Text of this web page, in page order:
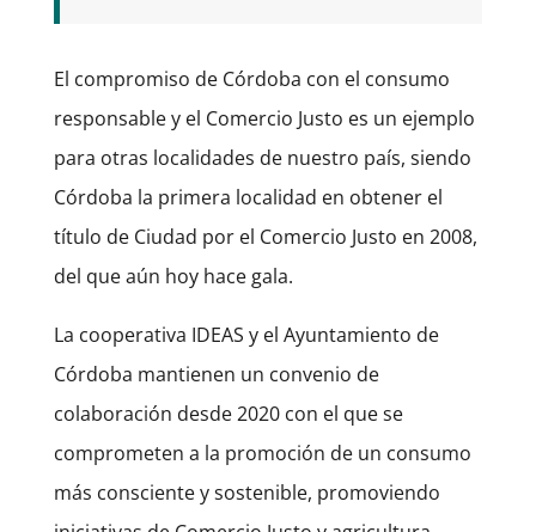
El compromiso de Córdoba con el consumo
responsable y el Comercio Justo es un ejemplo
para otras localidades de nuestro país, siendo
Córdoba la primera localidad en obtener el
título de Ciudad por el Comercio Justo en 2008,
del que aún hoy hace gala.
La cooperativa IDEAS y el Ayuntamiento de
Córdoba mantienen un convenio de
colaboración desde 2020 con el que se
comprometen a la promoción de un consumo
más consciente y sostenible, promoviendo